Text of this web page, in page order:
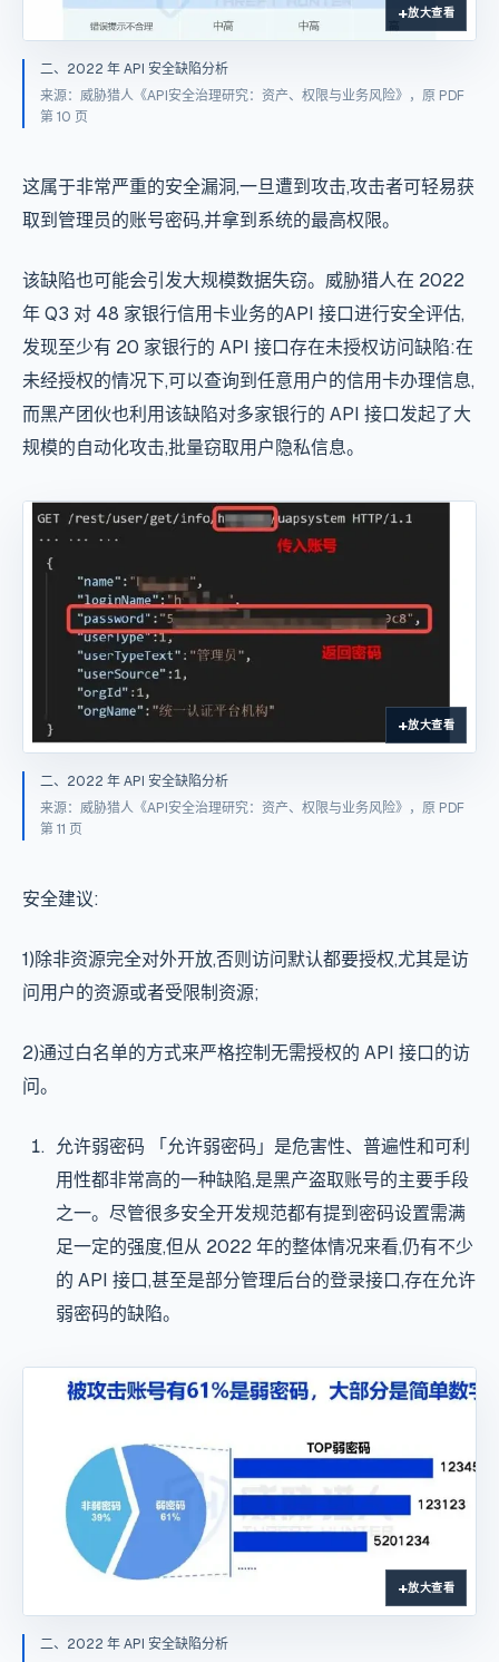
放大查看
二、2022 年 API 安全缺陷分析
来源：威胁猎人《API安全治理研究：资产、权限与业务风险》，原 PDF
第 10 页
这属于非常严重的安全漏洞,一旦遭到攻击,攻击者可轻易获
取到管理员的账号密码,并拿到系统的最高权限。
该缺陷也可能会引发大规模数据失窃。威胁猎人在 2022
年 Q3 对 48 家银行信用卡业务的API 接口进行安全评估,
发现至少有 20 家银行的 API 接口存在未授权访问缺陷:在
未经授权的情况下,可以查询到任意用户的信用卡办理信息,
而黑产团伙也利用该缺陷对多家银行的 API 接口发起了大
规模的自动化攻击,批量窃取用户隐私信息。
放大查看
二、2022 年 API 安全缺陷分析
来源：威胁猎人《API安全治理研究：资产、权限与业务风险》，原 PDF
第 11 页
安全建议:
1)除非资源完全对外开放,否则访问默认都要授权,尤其是访
问用户的资源或者受限制资源;
2)通过白名单的方式来严格控制无需授权的 API 接口的访
问。
允许弱密码 「允许弱密码」是危害性、普遍性和可利
用性都非常高的一种缺陷,是黑产盗取账号的主要手段
之一。尽管很多安全开发规范都有提到密码设置需满
足一定的强度,但从 2022 年的整体情况来看,仍有不少
的 API 接口,甚至是部分管理后台的登录接口,存在允许
弱密码的缺陷。
放大查看
二、2022 年 API 安全缺陷分析